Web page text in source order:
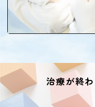
治療が終